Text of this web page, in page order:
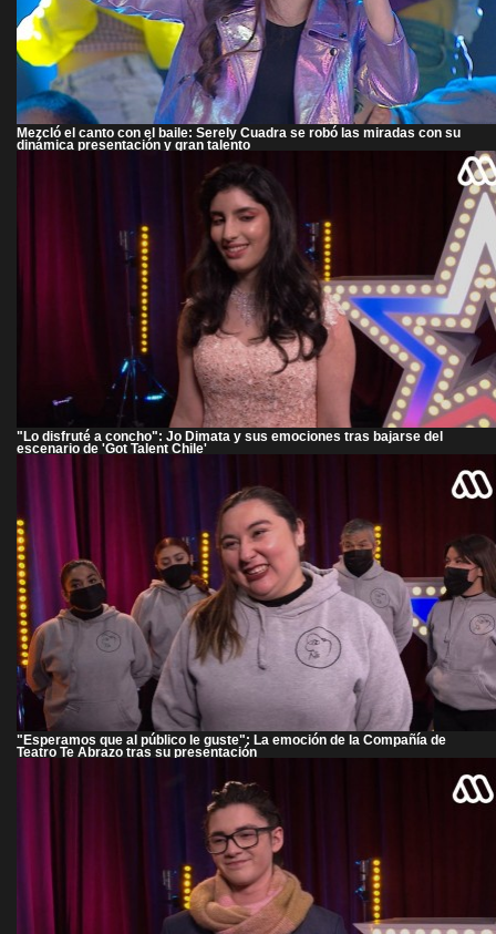
Mezcló el canto con el baile: Serely Cuadra se robó las miradas con su
dinámica presentación y gran talento
"Lo disfruté a concho": Jo Dimata y sus emociones tras bajarse del
escenario de 'Got Talent Chile'
"Esperamos que al público le guste": La emoción de la Compañía de
Teatro Te Abrazo tras su presentación